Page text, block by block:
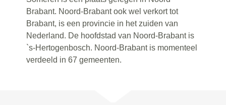
Brabant. Noord-Brabant ook wel verkort tot
Brabant, is een provincie in het zuiden van
Nederland. De hoofdstad van Noord-Brabant is
`s-Hertogenbosch. Noord-Brabant is momenteel
verdeeld in 67 gemeenten.